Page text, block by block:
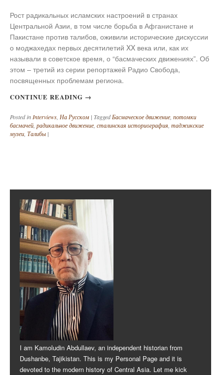
Рост радикальных исламских настроений в странах
Центральной Азии, в том числе борьба в Афганистане и
Пакистане против талибов, оживили исторические дискуссии
о моджахедах первых десятилетий XX века или, как их
называли в советское время, о “басмаческих движениях”. Об
этом – третий из серии репортажей Радио Свобода,
посвященных проблемам региона.
CONTINUE READING →
Posted inInterviews, На Русском | TaggedБасмаческое движение, потомки
басмачей, радикальное движение, сталинская историография, таджикские
музеи, Талибы |
Post navigation
I am Kamoludin Abdullaev, an independent historian from
Dushanbe, Tajikistan. This is my Personal Page and it is
devoted to the modern history of Central Asia. Let me kick